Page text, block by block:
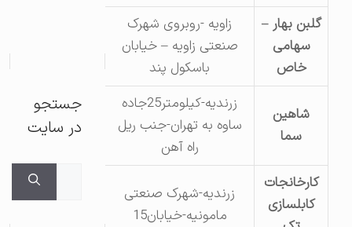
گلبن بهار –
سهامی
خاص
زاویه -روبروی شهرک
صنعتی زاویه – خیابان
باسکول پند
شاهین
زرندیه-کیلومتر25جاده
ساوه به تهران-جنب ریل
راه آهن
08645414483-
4
کارخانجات
کابلسازی
زرندیه-شهرک صنعتی
مامونیه-خیابان15
جستجو
در سایت